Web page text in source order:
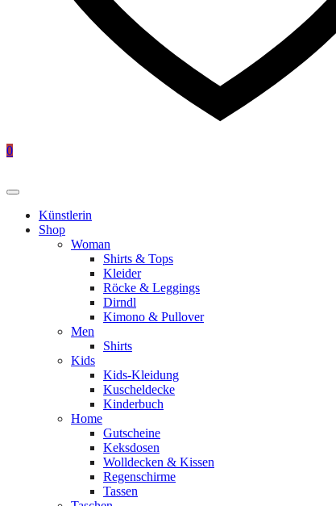
0
Künstlerin
Shop
Woman
Shirts & Tops
Kleider
Röcke & Leggings
Dirndl
Kimono & Pullover
Men
Shirts
Kids
Kids-Kleidung
Kuscheldecke
Kinderbuch
Home
Gutscheine
Keksdosen
Wolldecken & Kissen
Regenschirme
Tassen